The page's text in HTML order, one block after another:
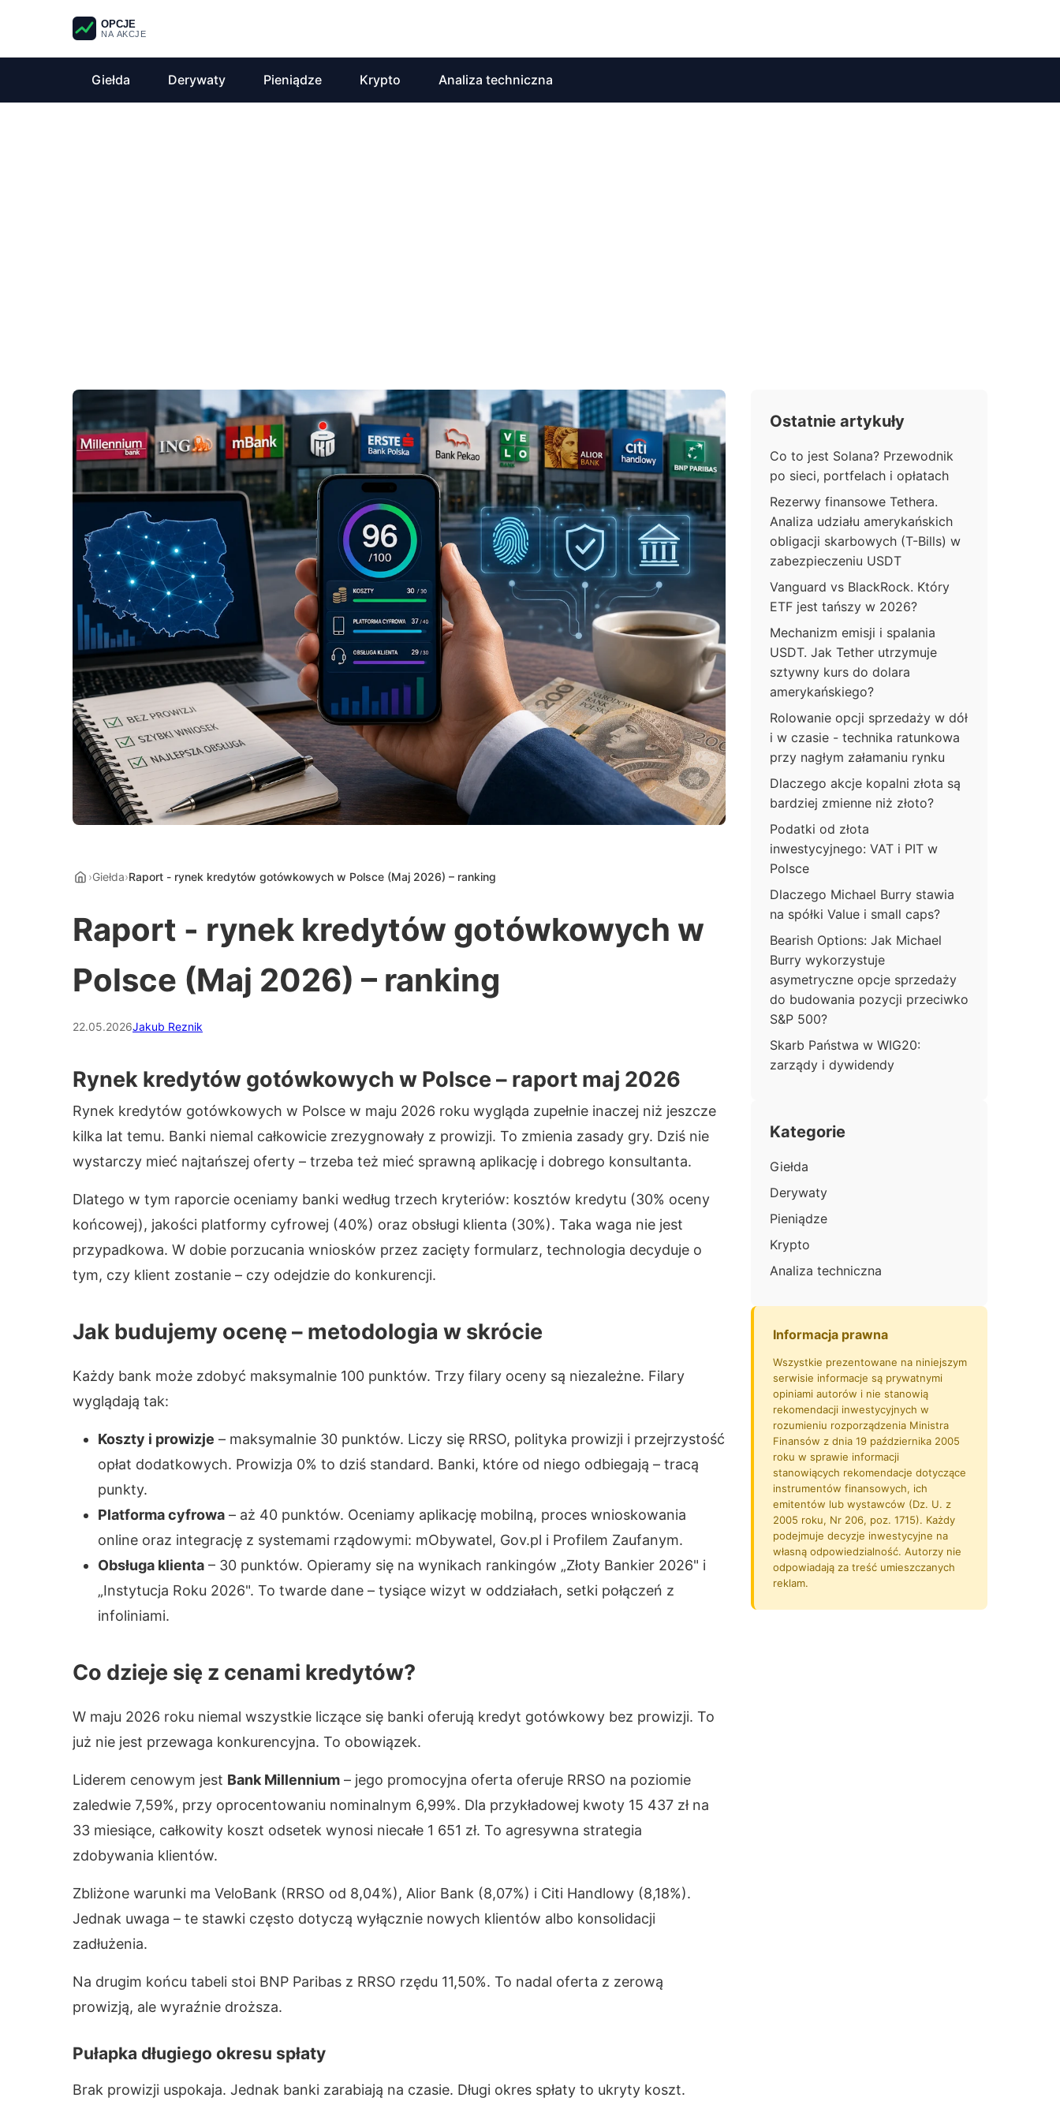
OPCJE
NA AKCJE
Giełda Derywaty Pieniądze Krypto Analiza techniczna
›Giełda›Raport - rynek kredytów gotówkowych w Polsce (Maj 2026) – ranking
Raport - rynek kredytów gotówkowych w
Polsce (Maj 2026) – ranking
22.05.2026Jakub Reznik
Rynek kredytów gotówkowych w Polsce – raport maj 2026
Rynek kredytów gotówkowych w Polsce w maju 2026 roku wygląda zupełnie inaczej niż jeszcze
kilka lat temu. Banki niemal całkowicie zrezygnowały z prowizji. To zmienia zasady gry. Dziś nie
wystarczy mieć najtańszej oferty – trzeba też mieć sprawną aplikację i dobrego konsultanta.
Dlatego w tym raporcie oceniamy banki według trzech kryteriów: kosztów kredytu (30% oceny
końcowej), jakości platformy cyfrowej (40%) oraz obsługi klienta (30%). Taka waga nie jest
przypadkowa. W dobie porzucania wniosków przez zacięty formularz, technologia decyduje o
tym, czy klient zostanie – czy odejdzie do konkurencji.
Jak budujemy ocenę – metodologia w skrócie
Każdy bank może zdobyć maksymalnie 100 punktów. Trzy filary oceny są niezależne. Filary
wyglądają tak:
Koszty i prowizje – maksymalnie 30 punktów. Liczy się RRSO, polityka prowizji i przejrzystość
opłat dodatkowych. Prowizja 0% to dziś standard. Banki, które od niego odbiegają – tracą
punkty.
Platforma cyfrowa – aż 40 punktów. Oceniamy aplikację mobilną, proces wnioskowania
online oraz integrację z systemami rządowymi: mObywatel, Gov.pl i Profilem Zaufanym.
Obsługa klienta – 30 punktów. Opieramy się na wynikach rankingów „Złoty Bankier 2026" i
„Instytucja Roku 2026". To twarde dane – tysiące wizyt w oddziałach, setki połączeń z
infoliniami.
Co dzieje się z cenami kredytów?
W maju 2026 roku niemal wszystkie liczące się banki oferują kredyt gotówkowy bez prowizji. To
już nie jest przewaga konkurencyjna. To obowiązek.
Liderem cenowym jest Bank Millennium – jego promocyjna oferta oferuje RRSO na poziomie
zaledwie 7,59%, przy oprocentowaniu nominalnym 6,99%. Dla przykładowej kwoty 15 437 zł na
33 miesiące, całkowity koszt odsetek wynosi niecałe 1 651 zł. To agresywna strategia
zdobywania klientów.
Zbliżone warunki ma VeloBank (RRSO od 8,04%), Alior Bank (8,07%) i Citi Handlowy (8,18%).
Jednak uwaga – te stawki często dotyczą wyłącznie nowych klientów albo konsolidacji
zadłużenia.
Na drugim końcu tabeli stoi BNP Paribas z RRSO rzędu 11,50%. To nadal oferta z zerową
prowizją, ale wyraźnie droższa.
Pułapka długiego okresu spłaty
Brak prowizji uspokaja. Jednak banki zarabiają na czasie. Długi okres spłaty to ukryty koszt.
Ostatnie artykuły
Co to jest Solana? Przewodnik
po sieci, portfelach i opłatach
Rezerwy finansowe Tethera.
Analiza udziału amerykańskich
obligacji skarbowych (T-Bills) w
zabezpieczeniu USDT
Vanguard vs BlackRock. Który
ETF jest tańszy w 2026?
Mechanizm emisji i spalania
USDT. Jak Tether utrzymuje
sztywny kurs do dolara
amerykańskiego?
Rolowanie opcji sprzedaży w dół
i w czasie - technika ratunkowa
przy nagłym załamaniu rynku
Dlaczego akcje kopalni złota są
bardziej zmienne niż złoto?
Podatki od złota
inwestycyjnego: VAT i PIT w
Polsce
Dlaczego Michael Burry stawia
na spółki Value i small caps?
Bearish Options: Jak Michael
Burry wykorzystuje
asymetryczne opcje sprzedaży
do budowania pozycji przeciwko
S&P 500?
Skarb Państwa w WIG20:
zarządy i dywidendy
Kategorie
Giełda
Derywaty
Pieniądze
Krypto
Analiza techniczna
Informacja prawna
Wszystkie prezentowane na niniejszym
serwisie informacje są prywatnymi
opiniami autorów i nie stanowią
rekomendacji inwestycyjnych w
rozumieniu rozporządzenia Ministra
Finansów z dnia 19 października 2005
roku w sprawie informacji
stanowiących rekomendacje dotyczące
instrumentów finansowych, ich
emitentów lub wystawców (Dz. U. z
2005 roku, Nr 206, poz. 1715). Każdy
podejmuje decyzje inwestycyjne na
własną odpowiedzialność. Autorzy nie
odpowiadają za treść umieszczanych
reklam.